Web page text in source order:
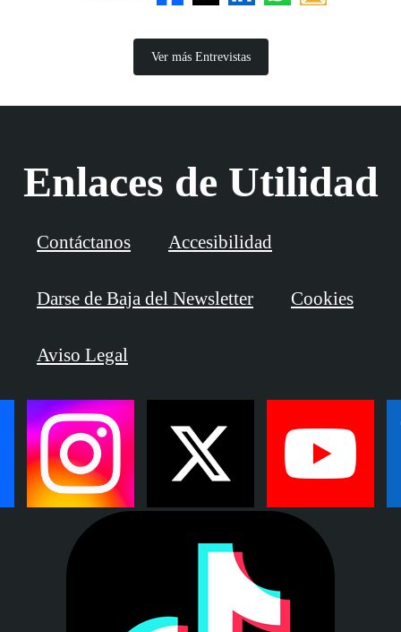
Ver más Entrevistas
Enlaces de Utilidad
Contáctanos Accesibilidad
Darse de Baja del Newsletter Cookies
Aviso Legal